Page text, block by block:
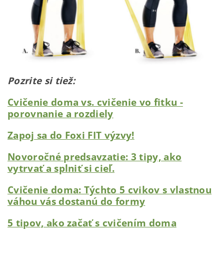
Pozrite si tiež:
Cvičenie doma vs. cvičenie vo fitku -
porovnanie a rozdiely
Zapoj sa do Foxi FIT výzvy!
Novoročné predsavzatie: 3 tipy, ako
vytrvať a splniť si cieľ.
Cvičenie doma: Týchto 5 cvikov s vlastnou
váhou vás dostanú do formy
5 tipov, ako začať s cvičením doma